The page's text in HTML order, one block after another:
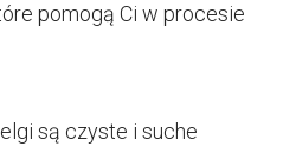
pomogą Ci w procesie
są czyste i suche